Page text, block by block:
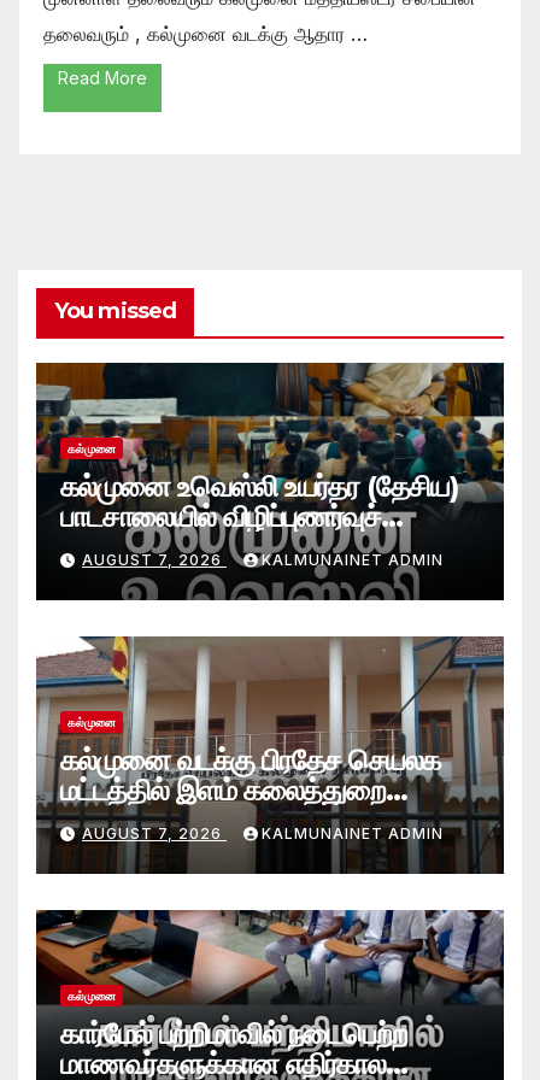
தலைவரும் , கல்முனை வடக்கு ஆதார …
Read More
You missed
கல்முனை
கல்முனை உவெஸ்லி உயர்தர (தேசிய)
பாடசாலையில் விழிப்புணர்வுச்
செயலமர்வு
AUGUST 7, 2026 KALMUNAINET ADMIN
கல்முனை
கல்முனை வடக்கு பிரதேச செயலக
மட்டத்தில் இளம் கலைத்துறை
சாதனையாளர்களை உருவாக்கும்
தேசியஇளைஞர்விருது_விழா 2026
AUGUST 7, 2026 KALMUNAINET ADMIN
கல்முனை
கார்மேல் பற்றிமாவில் நடைபெற்ற
மாணவர்களுக்கான எதிர்கால